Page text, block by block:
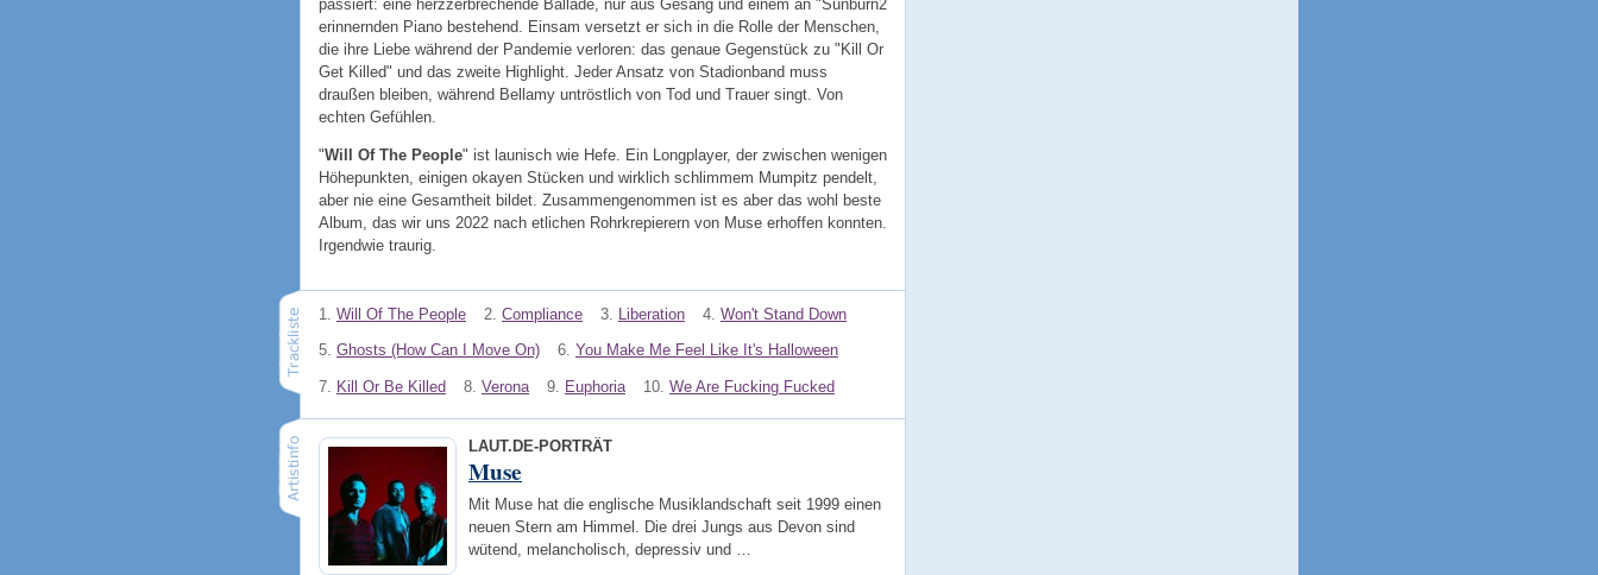
passiert: eine herzzerbrechende Ballade, nur aus Gesang und einem an "Sunburn2
erinnernden Piano bestehend. Einsam versetzt er sich in die Rolle der Menschen,
die ihre Liebe während der Pandemie verloren: das genaue Gegenstück zu "Kill Or
Get Killed" und das zweite Highlight. Jeder Ansatz von Stadionband muss
draußen bleiben, während Bellamy untröstlich von Tod und Trauer singt. Von
echten Gefühlen.
"Will Of The People" ist launisch wie Hefe. Ein Longplayer, der zwischen wenigen
Höhepunkten, einigen okayen Stücken und wirklich schlimmem Mumpitz pendelt,
aber nie eine Gesamtheit bildet. Zusammengenommen ist es aber das wohl beste
Album, das wir uns 2022 nach etlichen Rohrkrepierern von Muse erhoffen konnten.
Irgendwie traurig.
1. Will Of The People 2. Compliance 3. Liberation 4. Won't Stand Down
5. Ghosts (How Can I Move On) 6. You Make Me Feel Like It's Halloween
7. Kill Or Be Killed 8. Verona 9. Euphoria 10. We Are Fucking Fucked
LAUT.DE-PORTRÄT
Muse
Mit Muse hat die englische Musiklandschaft seit 1999 einen
neuen Stern am Himmel. Die drei Jungs aus Devon sind
wütend, melancholisch, depressiv und …